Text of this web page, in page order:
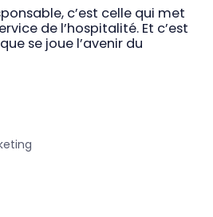
c’est celle qui met
de l’hospitalité. Et c’est
se joue l’avenir du